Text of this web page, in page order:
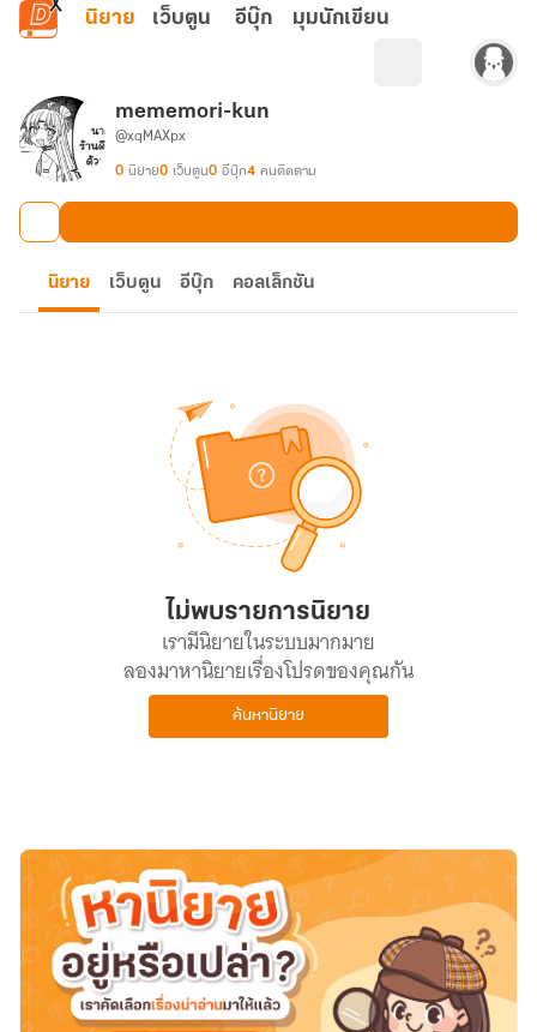
ข้ามไปยังเนื้อหาหลัก
นิยาย เว็บตูน อีบุ๊ก มุมนักเขียน
mememori-kun
@xqMAXpx
0 นิยาย0 เว็บตูน0 อีบุ๊ก4 คนติดตาม
นิยาย เว็บตูน อีบุ๊ก คอลเล็กชัน
ไม่พบรายการนิยาย
เรามีนิยายในระบบมากมาย
ลองมาหานิยายเรื่องโปรดของคุณกัน
ค้นหานิยาย